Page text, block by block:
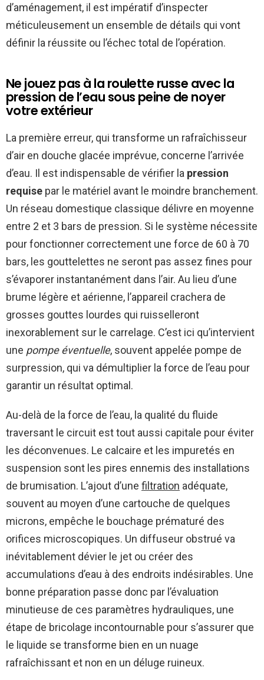
d’aménagement, il est impératif d’inspecter
méticuleusement un ensemble de détails qui vont
définir la réussite ou l’échec total de l’opération.
Ne jouez pas à la roulette russe avec la
pression de l’eau sous peine de noyer
votre extérieur
La première erreur, qui transforme un rafraîchisseur
d’air en douche glacée imprévue, concerne l’arrivée
d’eau. Il est indispensable de vérifier la pression
requise par le matériel avant le moindre branchement.
Un réseau domestique classique délivre en moyenne
entre 2 et 3 bars de pression. Si le système nécessite
pour fonctionner correctement une force de 60 à 70
bars, les gouttelettes ne seront pas assez fines pour
s’évaporer instantanément dans l’air. Au lieu d’une
brume légère et aérienne, l’appareil crachera de
grosses gouttes lourdes qui ruisselleront
inexorablement sur le carrelage. C’est ici qu’intervient
une pompe éventuelle, souvent appelée pompe de
surpression, qui va démultiplier la force de l’eau pour
garantir un résultat optimal.
Au-delà de la force de l’eau, la qualité du fluide
traversant le circuit est tout aussi capitale pour éviter
les déconvenues. Le calcaire et les impuretés en
suspension sont les pires ennemis des installations
de brumisation. L’ajout d’une filtration adéquate,
souvent au moyen d’une cartouche de quelques
microns, empêche le bouchage prématuré des
orifices microscopiques. Un diffuseur obstrué va
inévitablement dévier le jet ou créer des
accumulations d’eau à des endroits indésirables. Une
bonne préparation passe donc par l’évaluation
minutieuse de ces paramètres hydrauliques, une
étape de bricolage incontournable pour s’assurer que
le liquide se transforme bien en un nuage
rafraîchissant et non en un déluge ruineux.